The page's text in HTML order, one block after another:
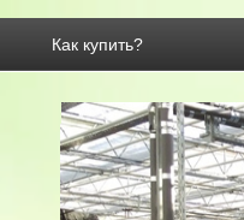
Как купить?